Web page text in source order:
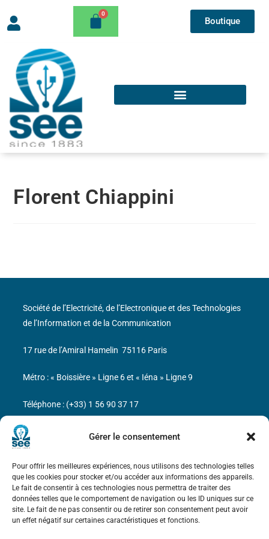
Gérer le consentement
Pour offrir les meilleures expériences, nous utilisons des technologies telles
que les cookies pour stocker et/ou accéder aux informations des appareils.
Le fait de consentir à ces technologies nous permettra de traiter des
données telles que le comportement de navigation ou les ID uniques sur ce
site. Le fait de ne pas consentir ou de retirer son consentement peut avoir
un effet négatif sur certaines caractéristiques et fonctions.
Boutique
Florent Chiappini
Bicentenaire des découvertes d’André-
Marie Ampère
Mentions légales
Société de l’Electricité, de l’Electronique et des Technologies
de l’Information et de la Communication
17 rue de l’Amiral Hamelin 75116 Paris
Métro : « Boissière » Ligne 6 et « Iéna » Ligne 9
Téléphone : (+33) 1 56 90 37 17
N° de SIREN : 785 393 232, Code APE : 9412Z TVA intra-
communautaire : FR44 785 393 232